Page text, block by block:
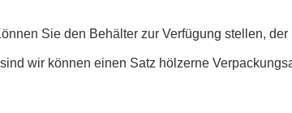
Sie den Behälter zur Verfügung stellen,
wir können einen Satz hölzerne